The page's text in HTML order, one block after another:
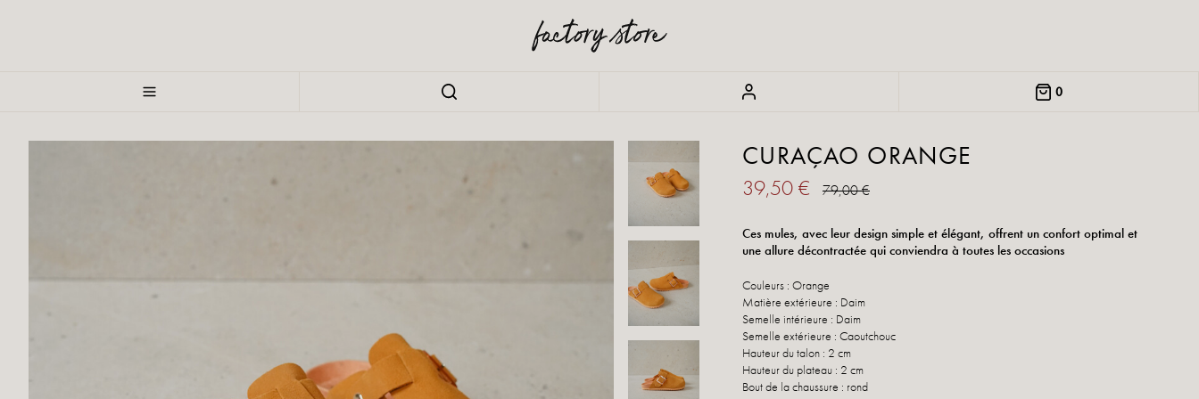
0
CURAÇAO ORANGE
39,50 € 79,00 €
Ces mules, avec leur design simple et élégant, offrent un confort optimal et
une allure décontractée qui conviendra à toutes les occasions
Couleurs : Orange
Matière extérieure : Daim
Semelle intérieure : Daim
Semelle extérieure : Caoutchouc
Hauteur du talon : 2 cm
Hauteur du plateau : 2 cm
Bout de la chaussure : rond